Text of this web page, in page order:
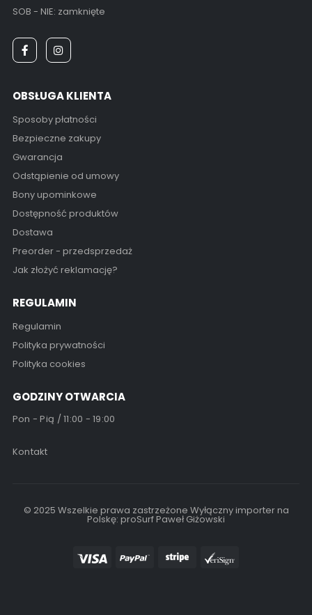
SOB - NIE: zamknięte
OBSŁUGA KLIENTA
Sposoby płatności
Bezpieczne zakupy
Gwarancja
Odstąpienie od umowy
Bony upominkowe
Dostępność produktów
Dostawa
Preorder - przedsprzedaż
Jak złożyć reklamację?
REGULAMIN
Regulamin
Polityka prywatności
Polityka cookies
GODZINY OTWARCIA
Pon - Pią / 11:00 - 19:00
Kontakt
© 2025 Wszelkie prawa zastrzeżone Wyłączny importer na
Polskę: proSurf Paweł Giżowski